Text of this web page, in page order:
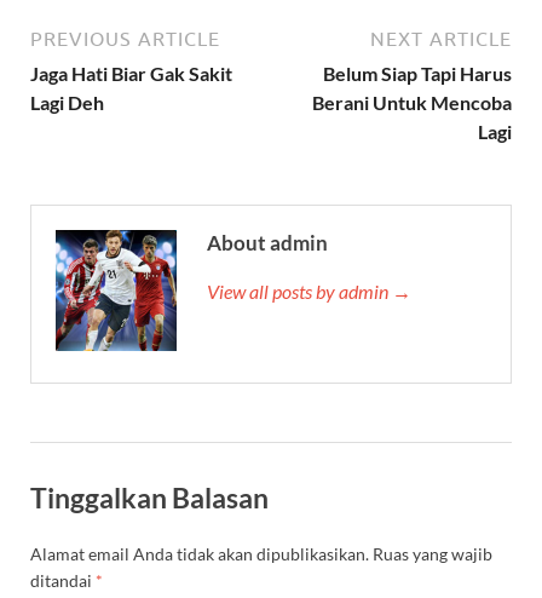
PREVIOUS ARTICLE
Jaga Hati Biar Gak Sakit
Lagi Deh
NEXT ARTICLE
Belum Siap Tapi Harus
Berani Untuk Mencoba
Lagi
About admin
View all posts by admin →
Tinggalkan Balasan
Alamat email Anda tidak akan dipublikasikan. Ruas yang wajib
ditandai *